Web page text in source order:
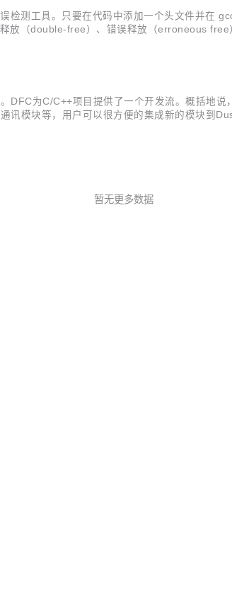
测工具。只要在代码中添加一个头文件并在
放（double-free）、错误释放（erroneous
DFC为C/C++项目提供了一个开发流。概括地
讯模块等，用户可以很方便的集成新的模块到
暂无更多数据